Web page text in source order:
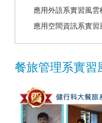
應用外語系實習風雲
應用空間資訊系實習
餐旅管理系實習